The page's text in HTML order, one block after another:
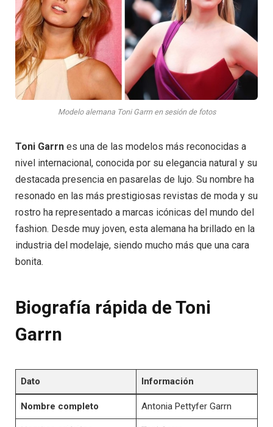
Modelo alemana Toni Garrn en sesión de fotos
Toni Garrn es una de las modelos más reconocidas a
nivel internacional, conocida por su elegancia natural y su
destacada presencia en pasarelas de lujo. Su nombre ha
resonado en las más prestigiosas revistas de moda y su
rostro ha representado a marcas icónicas del mundo del
fashion. Desde muy joven, esta alemana ha brillado en la
industria del modelaje, siendo mucho más que una cara
bonita.
Biografía rápida de Toni
Garrn
Dato Información
Nombre completo Antonia Pettyfer Garrn